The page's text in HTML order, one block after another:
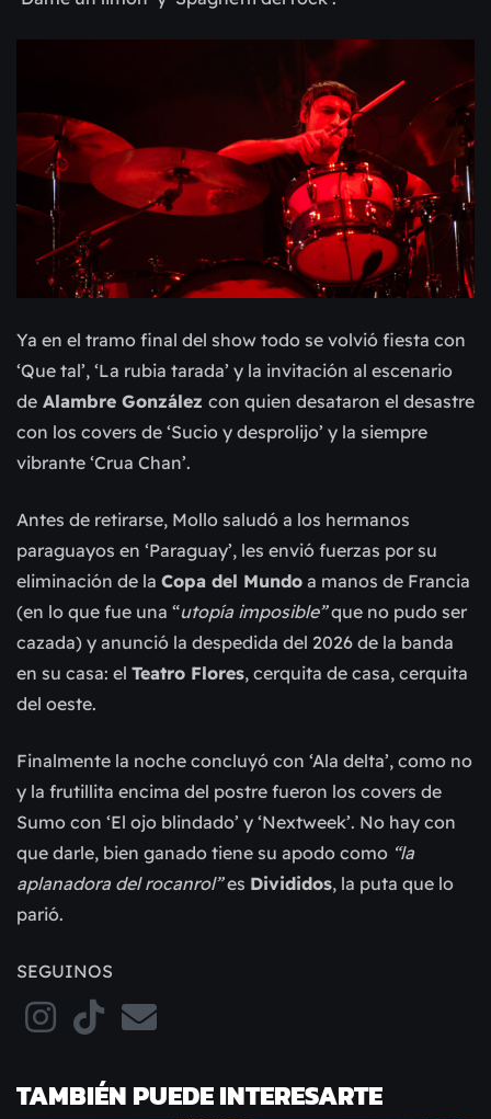
Ya en el tramo final del show todo se volvió fiesta con
‘Que tal’, ‘La rubia tarada’ y la invitación al escenario
de Alambre González con quien desataron el desastre
con los covers de ‘Sucio y desprolijo’ y la siempre
vibrante ‘Crua Chan’.
Antes de retirarse, Mollo saludó a los hermanos
paraguayos en ‘Paraguay’, les envió fuerzas por su
eliminación de la Copa del Mundo a manos de Francia
(en lo que fue una “utopía imposible”que no pudo ser
cazada) y anunció la despedida del 2026 de la banda
en su casa: el Teatro Flores, cerquita de casa, cerquita
del oeste.
Finalmente la noche concluyó con ‘Ala delta’, como no
y la frutillita encima del postre fueron los covers de
Sumo con ‘El ojo blindado’ y ‘Nextweek’. No hay con
que darle, bien ganado tiene su apodo como “la
aplanadora del rocanrol”es Divididos, la puta que lo
parió.
SEGUINOS
TAMBIÉN PUEDE INTERESARTE